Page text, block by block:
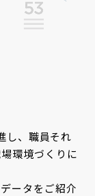
し、職員それ
環境づくりに
ータをご紹介